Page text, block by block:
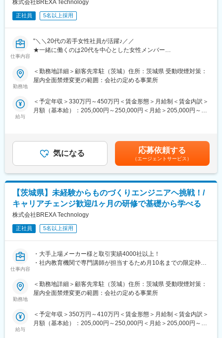
変更の範囲：会社の定める業務
■出張について
現地で配管状況を確認するため出張がありますが、ご本人様の意
向やご家庭等の事情も考慮させて頂くため無理な出張はさせませ
ん。
└期間：短期（1ヵ月）、中期（半年）、長期（1年）と分かれて
└出張手当：日額2,600円～5,000円
└人数：若手20～30名で一緒に現地に向かうので一人で任せるこ
└出張先の業務：現場事務所で設計を行います。業務に慣れて3年
程度経過すると、出張は減り事務所での設計業務が中心となりま
＜ワークライフバランスを整えて働きやすい環境＞
・完全週休2日制、土日祝休、年休126日
★入寮の方は入社後１ヶ月は本人負担無。２ヶ月目～本人負担。
★２万円の引越手当支給あり（初回給与時支給）
★入社祝い金20万円（支給条件有）
■入社時研修
・情報セキュリティー
・ビジネスマナー
・Officeソフト操作(Excel・Word)
専門教育
・AutoCAD/機械製図
※業務に関する研修はもちろん、配属後も様々な研修制度を用意し
ているため多種多様な知識やスキルが身につきます。
変更の範囲：会社の定める業務
株式会社BREXA Technology
正社員 5名以上採用
仕事内容
"＼＼20代の若手女性社員が活躍♪／／
★一緒に働くのは20代を中心とした女性メンバー
★研修が充実しているので、業界未経験でもＯＫ
図、基礎図の修正・作成
・ Excelを使った機器リストや資料の作成・更新
◆その他 仕事内容例
・大手自動車メーカーでのCADオペレーター業務
・医療機器メーカーでの技術文書作成業務
・航空機メーカーでの機械メンテナンス業務
・半導体部品の評価・実験業務
それぞれの適性を鑑みて配属先での業務が決まります
≪この仕事に向いている人≫
★社内メンバーと協力して働くのでコミュニケーション能力のあ
★自動車・半導体・医療機器・電化製品など私たちの社会に必要
なものづくりを支えるやりがいも十分味わえます！
〇モデル年収〇
360万円 / 2年目/ 26歳
■採用担当からのメッセージ：
勤務地
＜勤務地詳細＞顧客先常駐（茨城）住所：茨城県 受動喫煙対策：
屋内全面禁煙変更の範囲：会社の定める事業所
給与
＜予定年収＞330万円～450万円＜賃金形態＞月給制＜賃金内訳＞
月額（基本給）：205,000円～250,000円＜月給＞205,000円～
回（7月、12月）■モデル年収：360万円／2年目400万円／5年目
650万円／10年目賃金はあくまでも目安の金額であり、選考を通
じて上下する可能性があります。月給(月額)は固定手当を含めた表
記です。
気になる 応募依頼する
（エージェントサービス）
【茨城県】未経験からものづくりエンジニアヘ挑戦！/
キャリアチェンジ歓迎/1ヶ月の研修で基礎から学べる
株式会社BREXA Technology
正社員 5名以上採用
仕事内容
・大手上場メーカー様と取引実績4000社以上！
・社内教育機関で専門講師が担当するため月10名までの限定枠！
ム！
1ヶ月間の研修期間を経て、技術の現場に配属されます。
【募集の背景】
勤務地
＜勤務地詳細＞顧客先常駐（茨城）住所：茨城県 受動喫煙対策：
屋内全面禁煙変更の範囲：会社の定める事業所
給与
＜予定年収＞350万円～410万円＜賃金形態＞月給制＜賃金内訳＞
月額（基本給）：205,000円～250,000円＜月給＞205,000円～